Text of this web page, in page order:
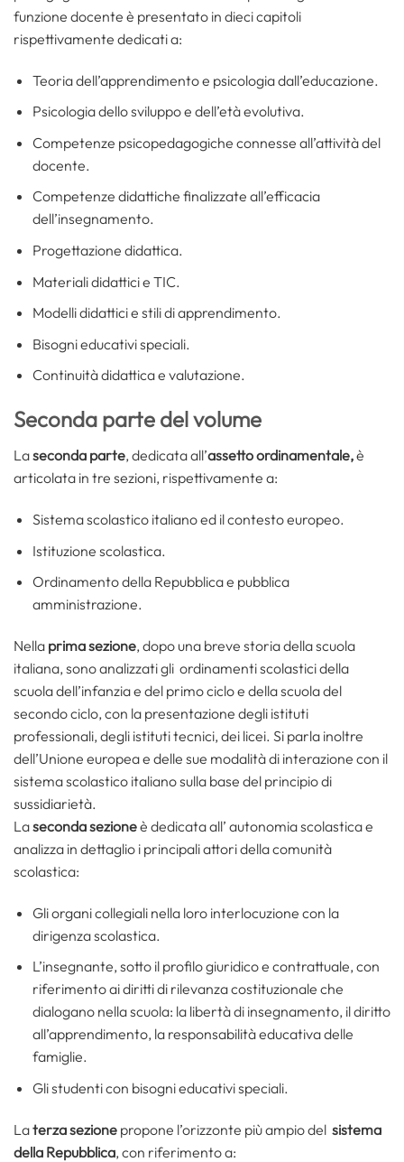
funzione docente è presentato in dieci capitoli
rispettivamente dedicati a:
Teoria dell’apprendimento e psicologia dall’educazione.
Psicologia dello sviluppo e dell’età evolutiva.
Competenze psicopedagogiche connesse all’attività del
docente.
Competenze didattiche finalizzate all’efficacia
dell’insegnamento.
Progettazione didattica.
Materiali didattici e TIC.
Modelli didattici e stili di apprendimento.
Bisogni educativi speciali.
Continuità didattica e valutazione.
Seconda parte del volume
Laseconda parte, dedicata all’assetto ordinamentale,è
articolata in tre sezioni, rispettivamente a:
Sistema scolastico italiano ed il contesto europeo.
Istituzione scolastica.
Ordinamento della Repubblica e pubblica
amministrazione.
Nella prima sezione, dopo una breve storia della scuola
italiana, sono analizzati gli ordinamenti scolastici della
scuola dell’infanzia e del primo ciclo e della scuola del
secondo ciclo, con la presentazione degli istituti
professionali, degli istituti tecnici, dei licei. Si parla inoltre
dell’Unione europea e delle sue modalità di interazione con il
sistema scolastico italiano sulla base del principio di
sussidiarietà.
Laseconda sezioneè dedicata all’ autonomia scolastica e
analizza in dettaglio i principali attori della comunità
scolastica:
Gli organi collegiali nella loro interlocuzione con la
dirigenza scolastica.
L’insegnante, sotto il profilo giuridico e contrattuale, con
riferimento ai diritti di rilevanza costituzionale che
dialogano nella scuola: la libertà di insegnamento, il diritto
all’apprendimento, la responsabilità educativa delle
famiglie.
Gli studenti con bisogni educativi speciali.
Laterzasezione propone l’orizzonte più ampio del sistema
della Repubblica, con riferimento a: